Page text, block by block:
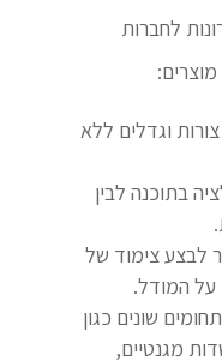
לחברות
מוצרים:
וגדלים ללא
בתוכנה לבין
לבצע צימוד של
על המודל.
שונים כגון
מגנטיים,